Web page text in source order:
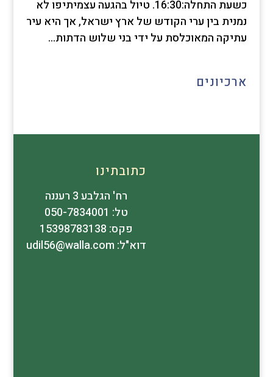
כשעת התחלה:16:30. טיול בהגעה עצמיתיפו לא
נמנית בין ערי הקודש של ארץ ישראל, אך היא עיר
עתיקה המאוכלסת על ידי בני שלוש הדתות...
ארכיונים
כתובתינו
רח' הגלבע 3 רעננה
טל: 050-7834001
פקס: 15398783138
דוא"ל: udil56@walla.com